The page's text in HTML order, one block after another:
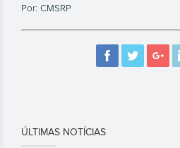
Por: CMSRP
ÚLTIMAS NOTÍCIAS